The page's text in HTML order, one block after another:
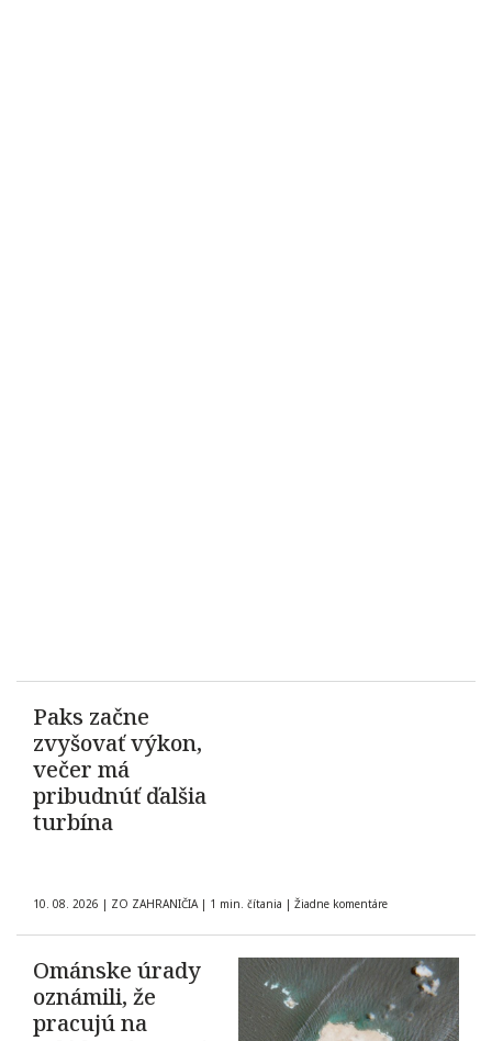
Paks začne
zvyšovať výkon,
večer má
pribudnúť ďalšia
turbína
10. 08. 2026 | ZO ZAHRANIČIA | 1 min. čítania | Žiadne komentáre
Ománske úrady
oznámili, že
pracujú na